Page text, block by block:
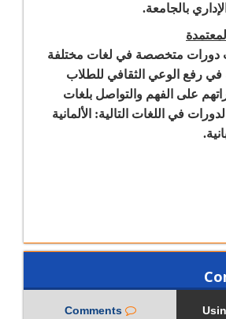
الإداري بالجامعة.
دورات متخصصة في لغات مختلفة
في رفع الوعي الثقافي للطلاب
على الفهم والتواصل بلغات
في اللغات التالية: الألمانية
Comments